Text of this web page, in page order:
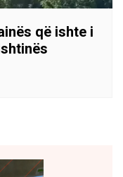
që ishte i